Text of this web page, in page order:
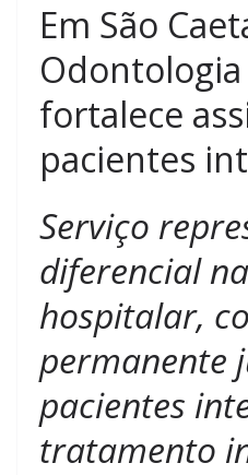
Em São
fortalece
pacientes
Serviço
diferencial
hospitalar,
permanente
pacientes
tratamento